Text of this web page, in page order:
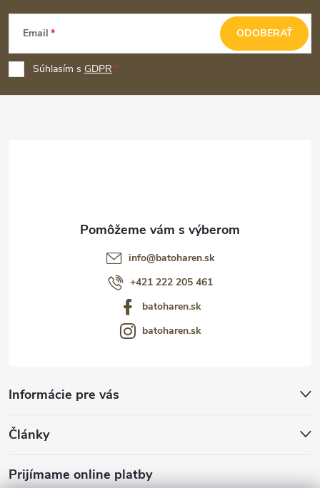
Z
p
ä
Email
Súhlasím s GDPR
ODOBERAŤ
Informácie pre vás
Články
Prijímame online platby
info@batoharen.sk
+421 222 205 461
batoharen.sk
batoharen.sk